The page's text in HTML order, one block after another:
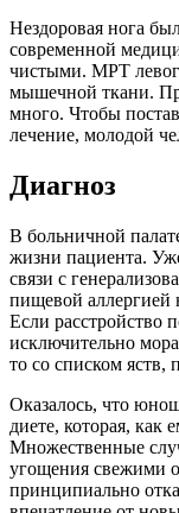
Нездоровая нога
современной
чистыми. МРТ
мышечной ткани.
много. Чтобы
лечение, молодой
Диагноз
В больничной
жизни пациента.
связи с
пищевой аллергией
Если расстройство
исключительно
то со списком яств,
Оказалось, что
диете, которая, как
Множественные
угощения свежими
принципиально